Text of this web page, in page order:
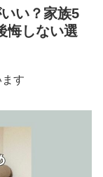
い？家族5
悔しない選
す